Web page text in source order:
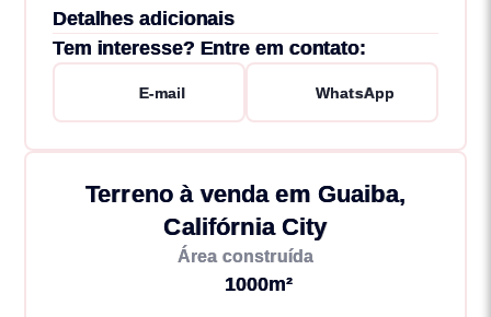
Detalhes adicionais
Tem interesse? Entre em contato:
E-mail WhatsApp
Terreno à venda em Guaiba,
Califórnia City
Área construída
1000m²